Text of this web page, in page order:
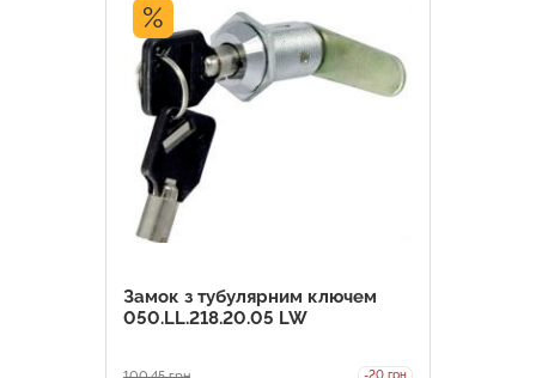
%
Замок з тубулярним ключем
050.LL.218.20.05 LW
-20 грн